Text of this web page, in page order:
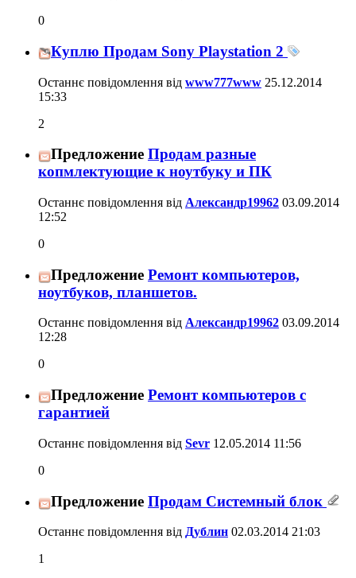
0
Куплю Продам Sony Playstation 2
Останнє повідомлення від www777www 25.12.2014
15:33
2
Предложение Продам разные
копмлектующие к ноутбуку и ПК
Останнє повідомлення від Александр19962 03.09.2014
12:52
0
Предложение Ремонт компьютеров,
ноутбуков, планшетов.
Останнє повідомлення від Александр19962 03.09.2014
12:28
0
Предложение Ремонт компьютеров с
гарантией
Останнє повідомлення від Sevr 12.05.2014 11:56
0
Предложение Продам Системный блок
Останнє повідомлення від Дублин 02.03.2014 21:03
1